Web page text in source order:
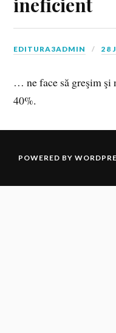
EDITURA3ADMIN 28
… ne face să greşim şi
40%.
POWERED BY